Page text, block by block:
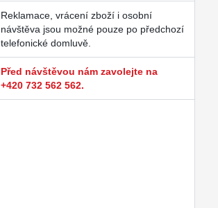
Reklamace, vrácení zboží i osobní
návštěva jsou možné pouze po předchozí
telefonické domluvě.
Před návštěvou nám zavolejte na
+420 732 562 562.